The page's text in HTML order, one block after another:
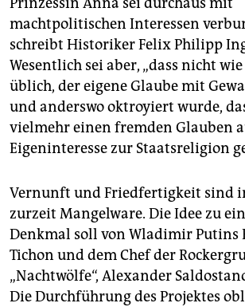
machtpolitischen Interessen
schreibt Historiker Felix Philipp
Wesentlich sei aber, „dass nicht
üblich, der eigene Glaube mit
und anderswo oktroyiert wurde,
vielmehr einen fremden Glauben
Eigeninteresse zur Staatsreligion
Vernunft und Friedfertigkeit sind
zurzeit Mangelware. Die Idee zu
Denkmal soll von Wladimir Putins
Tichon und dem Chef der
„Nachtwölfe“, Alexander
Die Durchführung des Projektes